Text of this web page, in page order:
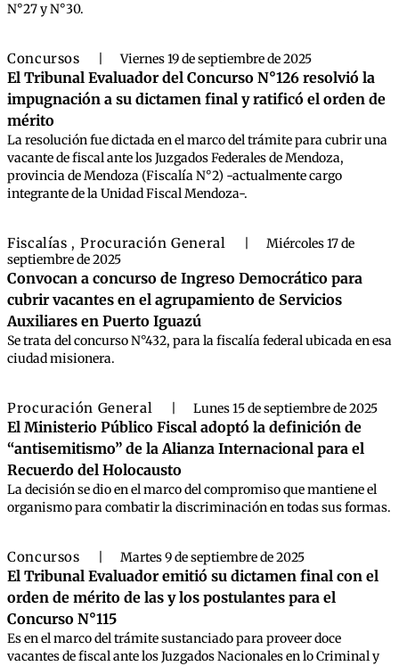
N°27 y N°30.
Concursos Viernes 19 de septiembre de 2025
El Tribunal Evaluador del Concurso N°126 resolvió la
impugnación a su dictamen final y ratificó el orden de
mérito
La resolución fue dictada en el marco del trámite para cubrir una
vacante de fiscal ante los Juzgados Federales de Mendoza,
provincia de Mendoza (Fiscalía N°2) -actualmente cargo
integrante de la Unidad Fiscal Mendoza-.
Fiscalías , Procuración General
Miércoles 17 de
septiembre de 2025
Convocan a concurso de Ingreso Democrático para
cubrir vacantes en el agrupamiento de Servicios
Auxiliares en Puerto Iguazú
Se trata del concurso N°432, para la fiscalía federal ubicada en esa
ciudad misionera.
Procuración General Lunes 15 de septiembre de 2025
El Ministerio Público Fiscal adoptó la definición de
“antisemitismo” de la Alianza Internacional para el
Recuerdo del Holocausto
La decisión se dio en el marco del compromiso que mantiene el
organismo para combatir la discriminación en todas sus formas.
Concursos Martes 9 de septiembre de 2025
El Tribunal Evaluador emitió su dictamen final con el
orden de mérito de las y los postulantes para el
Concurso N°115
Es en el marco del trámite sustanciado para proveer doce
vacantes de fiscal ante los Juzgados Nacionales en lo Criminal y